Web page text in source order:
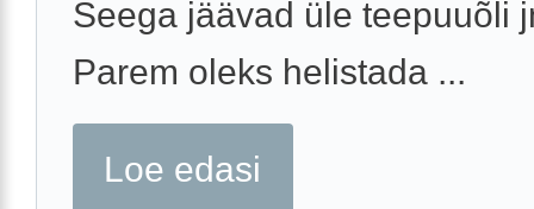
Seega jäävad üle teepuuõli
Parem oleks helistada ...
Loe edasi